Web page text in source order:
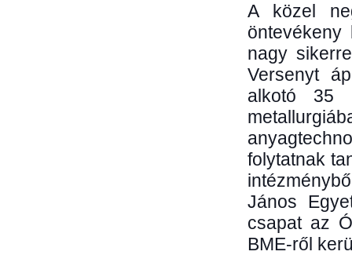
A közel
nagy
Versenyt
alkotó 35
folytatnak
János
csapat az
BME-ről